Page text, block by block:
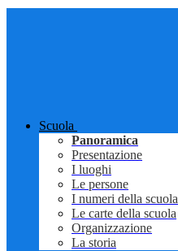
Scuola
Panoramica
Presentazione
I luoghi
Le persone
I numeri della scuola
Le carte della scuola
Organizzazione
La storia